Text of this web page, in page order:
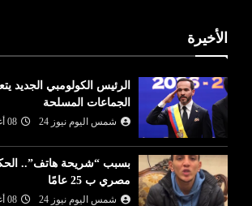
الأخيرة
الرئيس الكولومبي الجديد
الجماعات المسلحة
شمس اليوم نيوز 24 08 أغسطس 2026
بسبب “شريحة هاتف”..
مصري ب 25 عامًا
شمس اليوم نيوز 24 08 أغسطس 2026